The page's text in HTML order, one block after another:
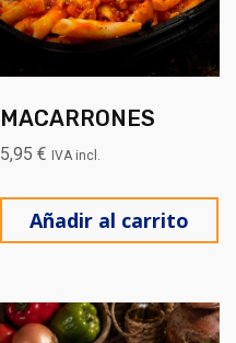
MACARRONES
5,95€ IVA incl.
Añadir al carrito